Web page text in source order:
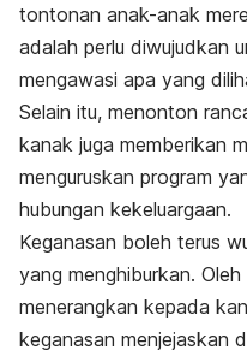
tontonan anak-anak
adalah perlu diwujudkan
mengawasi apa yang
Selain itu, menonton
kanak juga memberikan
menguruskan program
hubungan kekeluargaan.
Keganasan boleh terus
yang menghiburkan.
menerangkan kepada
keganasan menjejaskan